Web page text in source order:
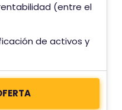
(entre el
de activos y